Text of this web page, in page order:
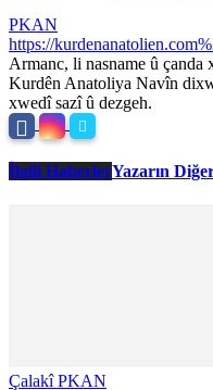
PKAN
https://
Armanc, li nasname û
Kurdên Anatoliya Navîn
xwedî sazî û dezgeh.
İlgili HaberlerYazarın
Çalakî PKAN